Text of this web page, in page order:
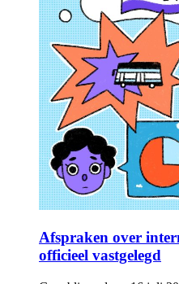
Afspraken over
officieel vastgelegd